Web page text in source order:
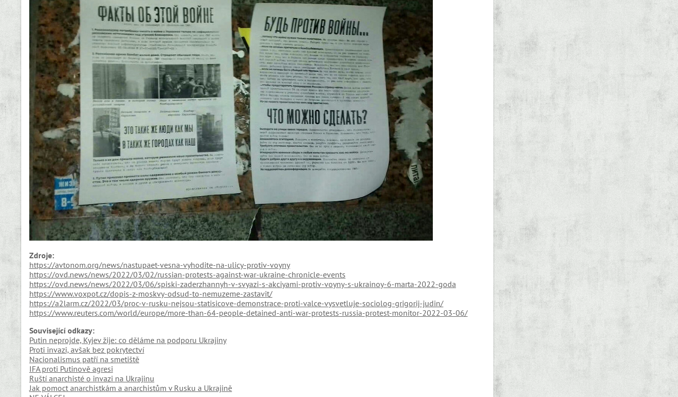
Zdroje:
https://avtonom.org/news/nastupaet-vesna-vyhodite-na-ulicy-protiv-voyny
https://ovd.news/news/2022/03/02/russian-protests-against-war-ukraine-chronicle-events
https://ovd.news/news/2022/03/06/spiski-zaderzhannyh-v-svyazi-s-akciyami-protiv-voyny-s-ukrainoy-6-marta-2022-goda
https://www.voxpot.cz/dopis-z-moskvy-odsud-to-nemuzeme-zastavit/
https://a2larm.cz/2022/03/proc-v-rusku-nejsou-statisicove-demonstrace-proti-valce-vysvetluje-sociolog-grigorij-judin/
https://www.reuters.com/world/europe/more-than-64-people-detained-anti-war-protests-russia-protest-monitor-2022-03-06/
Související odkazy:
Putin neprojde, Kyjev žije: co děláme na podporu Ukrajiny
Proti invazi, avšak bez pokrytectví
Nacionalismus patří na smetiště
IFA proti Putinově agresi
Ruští anarchisté o invazi na Ukrajinu
Jak pomoct anarchistkám a anarchistům v Rusku a Ukrajině